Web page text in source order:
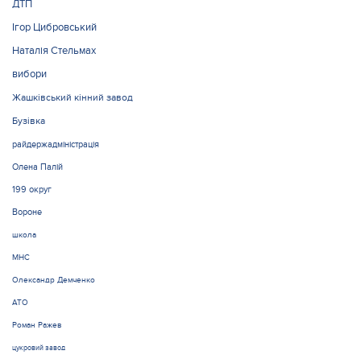
ДТП
Ігор Цибровський
Наталія Стельмах
вибори
Жашківський кінний завод
Бузівка
райдержадміністрація
Олена Палій
199 округ
Вороне
школа
МНС
Олександр Демченко
АТО
Роман Ражев
цукровий завод